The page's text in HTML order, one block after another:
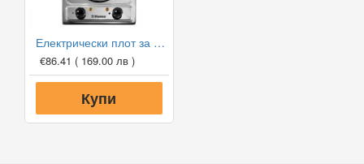
Електрически плот за вграждане Hansa BHEI301077
€86.41 ( 169.00 лв )
Купи